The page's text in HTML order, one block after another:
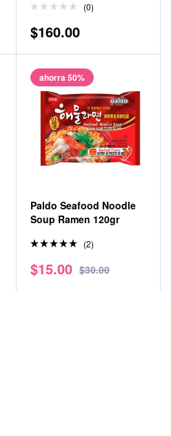
(0)
$160.00
ahorra 50%
Paldo Seafood Noodle
Soup Ramen 120gr
en 5.00
de 5
(2)
$30.00
$15.00